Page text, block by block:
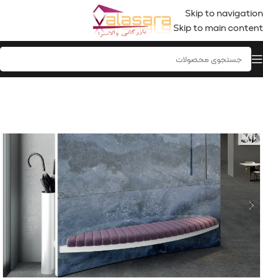
Skip to navigation
Skip to main content